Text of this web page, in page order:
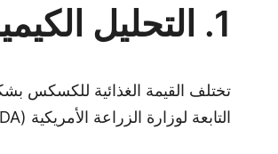
1. التحليل الكيميائي والقيمة الغذائية للكسكس
تختلف القيمة الغذائية للكسكس
التابعة لوزارة الزراعة الأمريكية (USDA)، فإن حصة واحدة من الكسكس المطبوخ (تُعادل حوالي 157 غراماً) توفر المكونات البيوكيميائية التالية: